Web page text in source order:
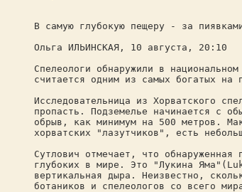
В самую глубокую пещеру - за
Ольга ИЛЬИНСКАЯ, 10 августа, 20:10
Спелеологи обнаружили в
считается одним из самых богатых на
Исследовательница из Хорватского
пропасть. Подземелье начинается с
обрыв, как минимум на 500 метров.
хорватских "лазутчиков", есть
Сутлович отмечает, что
глубоких в мире. Это "Лукина
вертикальная дыра. Неизвестно,
ботаников и спелеологов со всего